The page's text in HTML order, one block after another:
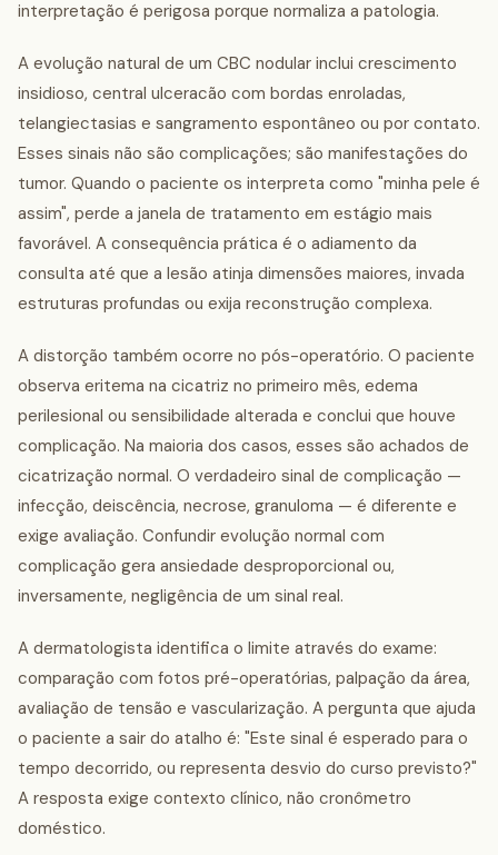
interpretação é perigosa porque normaliza a patologia.
A evolução natural de um CBC nodular inclui crescimento
insidioso, central ulceracão com bordas enroladas,
telangiectasias e sangramento espontâneo ou por contato.
Esses sinais não são complicações; são manifestações do
tumor. Quando o paciente os interpreta como "minha pele é
assim", perde a janela de tratamento em estágio mais
favorável. A consequência prática é o adiamento da
consulta até que a lesão atinja dimensões maiores, invada
estruturas profundas ou exija reconstrução complexa.
A distorção também ocorre no pós-operatório. O paciente
observa eritema na cicatriz no primeiro mês, edema
perilesional ou sensibilidade alterada e conclui que houve
complicação. Na maioria dos casos, esses são achados de
cicatrização normal. O verdadeiro sinal de complicação —
infecção, deiscência, necrose, granuloma — é diferente e
exige avaliação. Confundir evolução normal com
complicação gera ansiedade desproporcional ou,
inversamente, negligência de um sinal real.
A dermatologista identifica o limite através do exame:
comparação com fotos pré-operatórias, palpação da área,
avaliação de tensão e vascularização. A pergunta que ajuda
o paciente a sair do atalho é: "Este sinal é esperado para o
tempo decorrido, ou representa desvio do curso previsto?"
A resposta exige contexto clínico, não cronômetro
doméstico.